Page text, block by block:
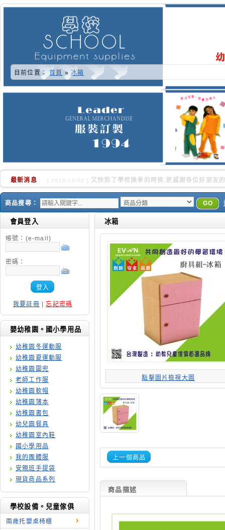
目前位置： 首頁 »冰箱
最新消息 [ 2016-10-02 ] 又快到了學校換季的時侯.更感謝各位好朋友
商品搜尋： GO
會員登入
帳號：(e-mail)
密碼：
登入
我要註冊 |忘記密碼
嬰幼稚園。國小學用品
幼稚園冬運動服
幼稚園夏運動服
幼稚園圍兜
老師工作服
幼稚園軟帽
幼稚園簿本
幼稚園書包
幼兒園餐具
幼稚園室內鞋
國小學用品
我的團體服
安親班手提袋
現貨商品系列
學校設備。兒童傢俱
兩歳托嬰桌椅櫃
冰箱
點擊圖片檢視大圖
上一個商品
商品描述